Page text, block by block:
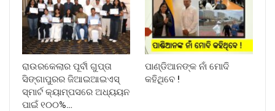
ରାଉରକେଲାର ପୂର୍ବୀ ଗୁପ୍ତା
ସିଙ୍ଗାପୁରର ଜିଆଇଆଇଏସ୍
ସ୍ମାର୍ଟ କ୍ୟାମ୍ପସରେ ଅଧ୍ୟୟନ
ପାଇଁ ୧୦୦%…
ପାଣ୍ଡିଆନଙ୍କ ନାଁ ମୋଦି
କହିଥିବେ !